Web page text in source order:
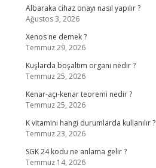
Albaraka cihaz onayı nasıl yapılır ?
Ağustos 3, 2026
Xenos ne demek ?
Temmuz 29, 2026
Kuşlarda boşaltım organı nedir ?
Temmuz 25, 2026
Kenar-açı-kenar teoremi nedir ?
Temmuz 25, 2026
K vitamini hangi durumlarda kullanılır ?
Temmuz 23, 2026
SGK 24 kodu ne anlama gelir ?
Temmuz 14, 2026